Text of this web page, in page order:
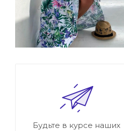
Будьте в курсе наших